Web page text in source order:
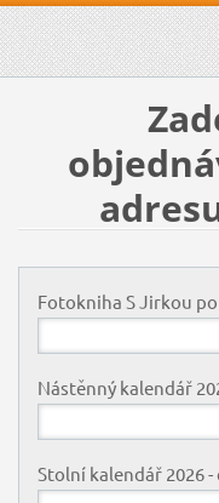
Fotokniha S Jirkou po
Nástěnný kalendář
Stolní kalendář 2026 -